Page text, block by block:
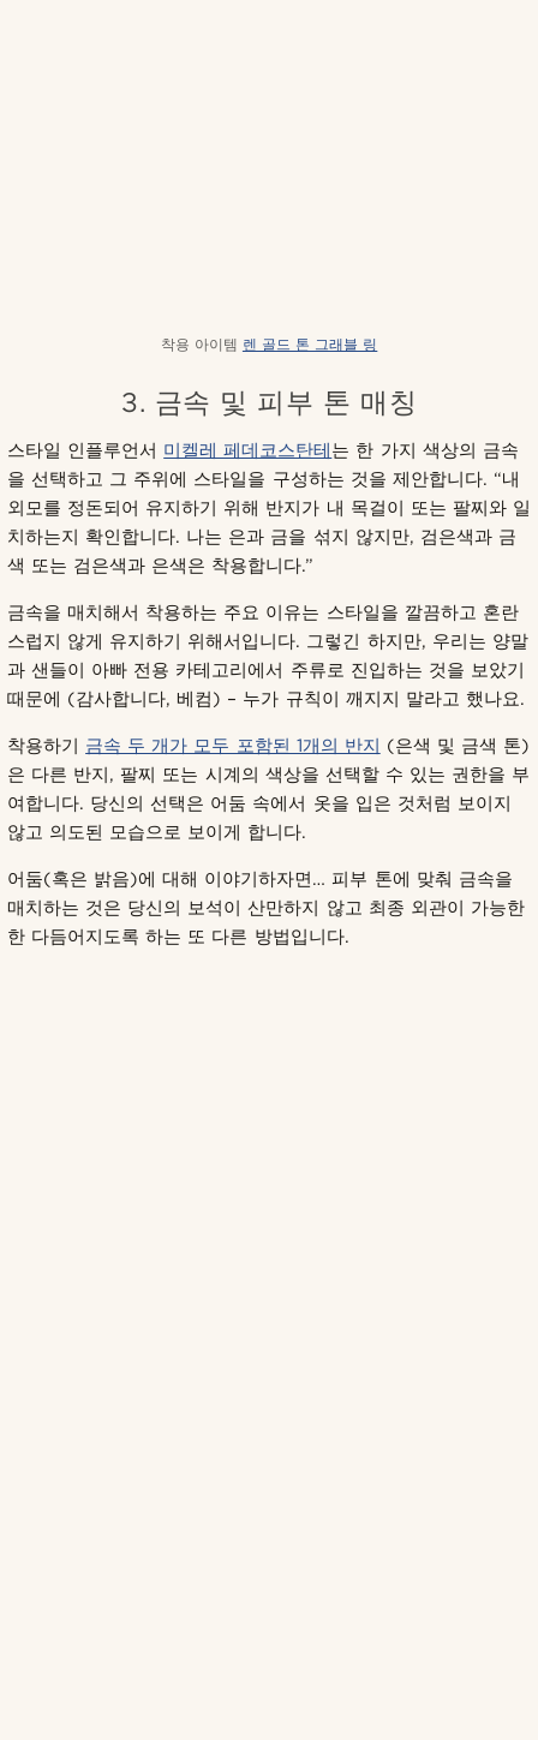
착용 아이템 렌 골드 톤 그래블 링
3. 금속 및 피부 톤 매칭
스타일 인플루언서 미켈레 페데코스탄테는 한 가지 색상의 금속
을 선택하고 그 주위에 스타일을 구성하는 것을 제안합니다. “내
외모를 정돈되어 유지하기 위해 반지가 내 목걸이 또는 팔찌와 일
치하는지 확인합니다. 나는 은과 금을 섞지 않지만, 검은색과 금
색 또는 검은색과 은색은 착용합니다.”
금속을 매치해서 착용하는 주요 이유는 스타일을 깔끔하고 혼란
스럽지 않게 유지하기 위해서입니다. 그렇긴 하지만, 우리는 양말
과 샌들이 아빠 전용 카테고리에서 주류로 진입하는 것을 보았기
때문에 (감사합니다, 베컴) – 누가 규칙이 깨지지 말라고 했나요.
착용하기 금속 두 개가 모두 포함된 1개의 반지 (은색 및 금색 톤)
은 다른 반지, 팔찌 또는 시계의 색상을 선택할 수 있는 권한을 부
여합니다. 당신의 선택은 어둠 속에서 옷을 입은 것처럼 보이지
않고 의도된 모습으로 보이게 합니다.
어둠(혹은 밝음)에 대해 이야기하자면… 피부 톤에 맞춰 금속을
매치하는 것은 당신의 보석이 산만하지 않고 최종 외관이 가능한
한 다듬어지도록 하는 또 다른 방법입니다.